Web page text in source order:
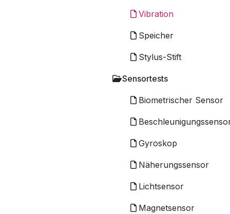
Vibration
Speicher
Stylus-Stift
Sensortests
Biometrischer Sensor
Gyroskop
Näherungssensor
Lichtsensor
Magnetsensor